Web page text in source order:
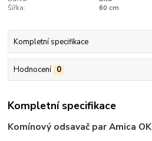
Šířka:
60 cm
Kompletní specifikace
Hodnocení 0
Kompletní specifikace
Komínový odsavač par Amica